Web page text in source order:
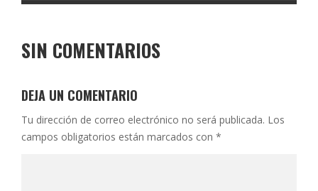
SIN COMENTARIOS
DEJA UN COMENTARIO
Tu dirección de correo electrónico no será publicada. Los
campos obligatorios están marcados con *